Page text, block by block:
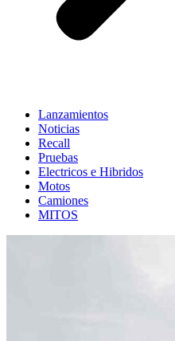
Lanzamientos
Noticias
Recall
Pruebas
Electricos e Hibridos
Motos
Camiones
MITOS